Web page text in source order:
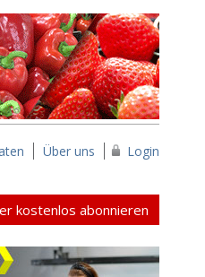
Über uns Login
kostenlos abonnieren